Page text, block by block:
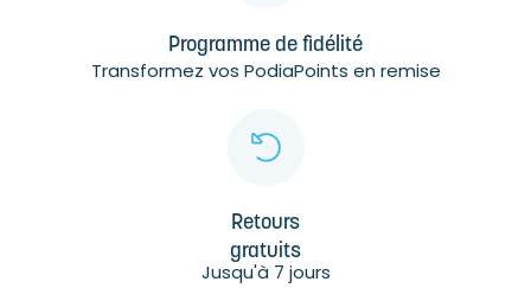
Programme de fidélité
Transformez vos PodiaPoints en remise
Retours
gratuits
Jusqu'à 7 jours